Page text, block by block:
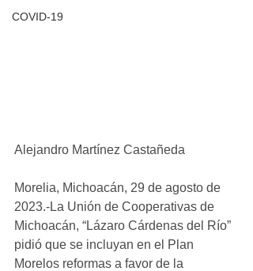
COVID-19
Alejandro Martínez Castañeda
Morelia, Michoacán, 29 de agosto de
2023.-La Unión de Cooperativas de
Michoacán, “Lázaro Cárdenas del Río”
pidió que se incluyan en el Plan
Morelos reformas a favor de la